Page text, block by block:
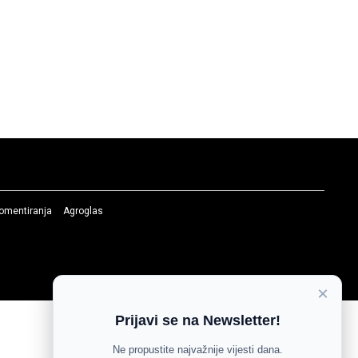
Agroglas
×
Prijavi se na Newsletter!
Ne propustite najvažnije vijesti dana.